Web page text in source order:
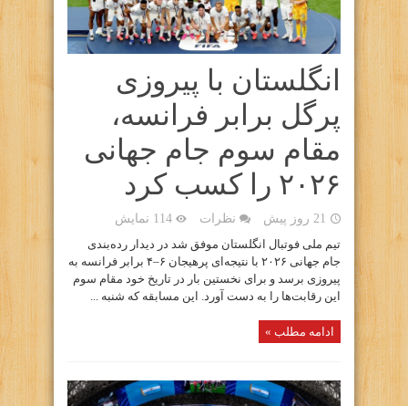
انگلستان با پیروزی
پرگل برابر فرانسه،
مقام سوم جام جهانی
۲۰۲۶ را کسب کرد
21 روز پیش نظرات
114 نمایش
تیم ملی فوتبال انگلستان موفق شد در دیدار رده‌بندی
جام جهانی ۲۰۲۶ با نتیجه‌ای پرهیجان ۶–۴ برابر فرانسه به
پیروزی برسد و برای نخستین بار در تاریخ خود مقام سوم
این رقابت‌ها را به دست آورد. این مسابقه که شنبه ...
ادامه مطلب »